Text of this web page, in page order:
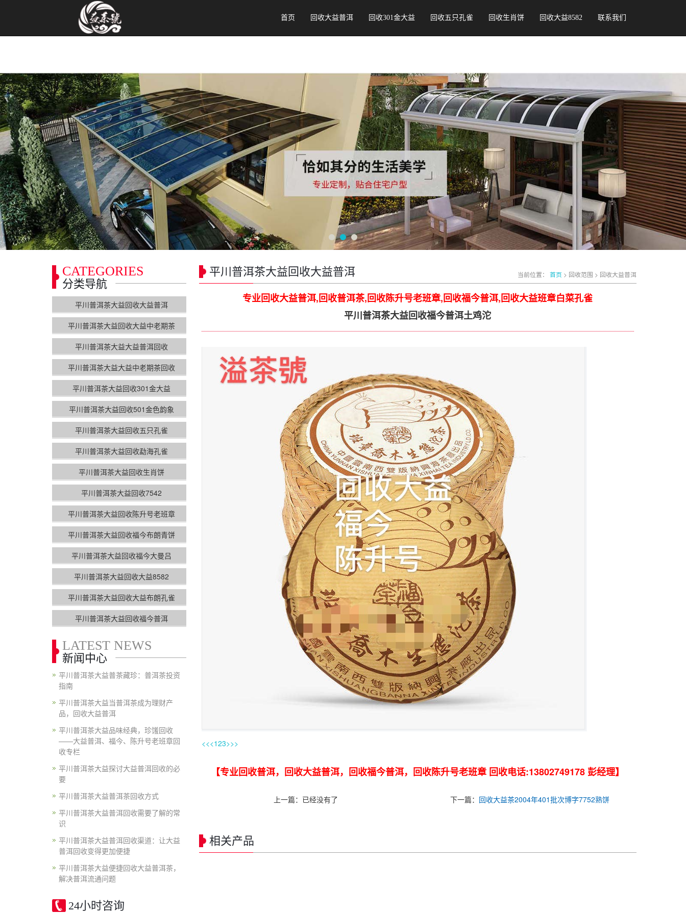
首页 回收大益普洱 回收301金大益 回收五只孔雀 回收生肖饼 回收大益8582 联系我们
平川普洱茶大益回收大益普洱 当前位置： 首页 > 回收范围 > 回收大益普洱
专业回收大益普洱,回收普洱茶,回收陈升号老班章,回收福今普洱,回收大益班章白菜孔雀
平川普洱茶大益回收福今普洱土鸡沱
<<<123>>>
【专业回收普洱，回收大益普洱，回收福今普洱，回收陈升号老班章 回收电话:13802749178 彭经理】
上一篇：已经没有了 下一篇： 回收大益茶2004年401批次博字7752熟饼
相关产品
CATEGORIES
分类导航
平川普洱茶大益回收大益普洱
平川普洱茶大益回收大益中老期茶
平川普洱茶大益大益普洱回收
平川普洱茶大益大益中老期茶回收
平川普洱茶大益回收301金大益
平川普洱茶大益回收501金色韵象
平川普洱茶大益回收五只孔雀
平川普洱茶大益回收勐海孔雀
平川普洱茶大益回收生肖饼
平川普洱茶大益回收7542
平川普洱茶大益回收陈升号老班章
平川普洱茶大益回收福今布朗青饼
平川普洱茶大益回收福今大曼吕
平川普洱茶大益回收大益8582
平川普洱茶大益回收大益布朗孔雀
平川普洱茶大益回收福今普洱
LATEST NEWS
新闻中心
平川普洱茶大益普茶藏珍：普洱茶投资
指南
平川普洱茶大益当普洱茶成为理财产
品，回收大益普洱
平川普洱茶大益品味经典，珍馐回收
——大益普洱、福今、陈升号老班章回
收专栏
平川普洱茶大益探讨大益普洱回收的必
要
平川普洱茶大益普洱茶回收方式
平川普洱茶大益普洱回收需要了解的常
识
平川普洱茶大益普洱回收渠道：让大益
普洱回收变得更加便捷
平川普洱茶大益便捷回收大益普洱茶，
解决普洱流通问题
24小时咨询